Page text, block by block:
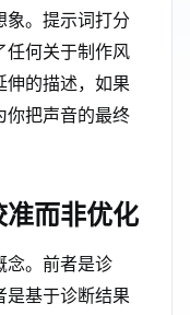
象。提示词打分
任何关于制作风
伸的描述，如果
你把声音的最终
而非优化
念。前者是诊
是基于诊断结果